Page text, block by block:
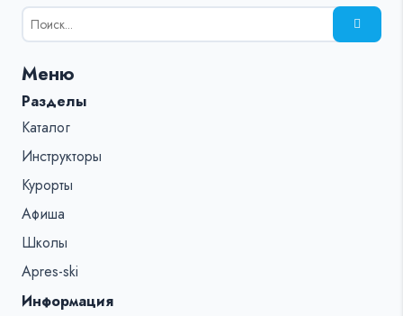
Результаты
поиска
%s:
Меню
Разделы
Каталог
Инструкторы
Курорты
Афиша
Школы
Apres-ski
Информация